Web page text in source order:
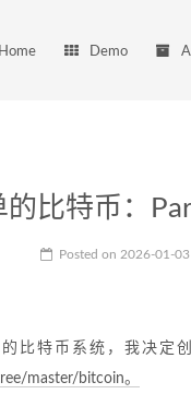
Home Demo
的比特币：
Posted on 2026-01-03
比特币系统，我决定
master/bitcoin。